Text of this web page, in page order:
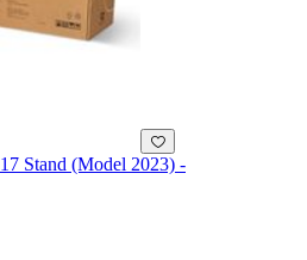
Stand (Model 2023) -